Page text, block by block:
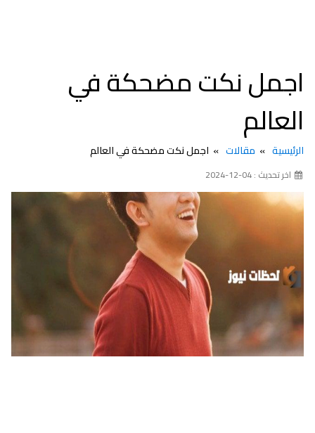
اجمل نكت مضحكة في
العالم
الرئيسية مقالات اجمل نكت مضحكة في العالم
اخر تحديث : 04-12-2024